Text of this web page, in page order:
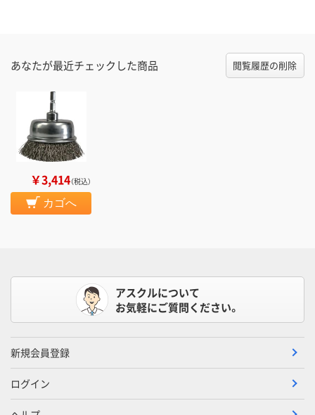
あなたが最近チェックした商品 閲覧履歴の削除
￥3,414（税込）
カゴへ
アスクルについて
お気軽にご質問ください。
新規会員登録
ログイン